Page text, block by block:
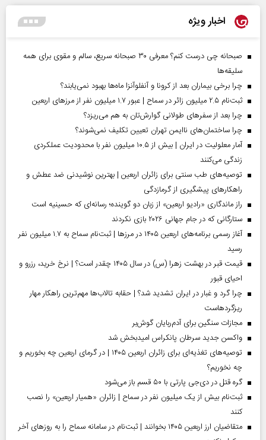
اخبار ویژه
صبحانه چی درست کنم؟ معرفی ۳۰ صبحانه سریع، سالم و مقوی برای همه
سلیقه‌ها
چرا برخی بیماران بعد از کرونا و آنفلوآنزا ماه‌ها بهبود نمی‌یابند؟
ثبت‌نام ۲.۵ میلیون زائر در سماح | عبور ۱.۷ میلیون نفر از مرز‌های اربعین
چرا بعد از سفرهای طولانی گوارش‌تان به هم می‌ریزد؟
چرا ساختمان‌های ناایمن تهران تعیین تکلیف نمی‌شوند؟
آمار معلولیت در ایران | بیش از ۱۰.۵ میلیون نفر با محدودیت عملکردی
زندگی می‌کنند
توصیه‌های طب سنتی برای زائران اربعین | بهترین نوشیدنی ضد عطش و
راهکارهای پیشگیری از گرمازدگی
راز ماندگاری «رادیو اربعین» از زبان دو گوینده؛ رسانه‌ای که حسینیه است
ستارگانی که در جام جهانی ۲۰۲۶ بازی نکردند
آغاز رسمی برنامه‌های اربعین ۱۴۰۵ در مرز‌ها | ثبت‌نام سماح به ۱.۷ میلیون نفر
رسید
قیمت قبر در بهشت زهرا (س) در سال ۱۴۰۵ چقدر است؟ | نرخ خرید، رزرو و
احیای قبور
چرا گرد و غبار در ایران تشدید شد؟ | حقابه تالاب‌ها مهم‌ترین راهکار مهار
ریزگردهاست
مجازات سنگین برای آدم‌ربایان گوش‌بر
واکسن جدید سرطان پانکراس امیدبخش شد
توصیه‌های تغذیه‌ای برای زائران اربعین ۱۴۰۵ | در گرمای اربعین چه بخوریم و
چه نخوریم؟
گره قتل در دی‌جی پارتی با ۵۰ قسم باز می‌شود
ثبت‌نام بیش از یک میلیون نفر در سماح | زائران «همیار اربعین» را نصب
کنند
متقاضیان ارز اربعین ۱۴۰۵ بخوانند | ثبت‌نام در سامانه سماح را به روز‌های آخر